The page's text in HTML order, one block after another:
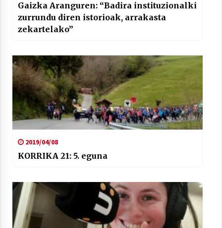
Gaizka Aranguren: “Badira instituzionalki
zurrundu diren istorioak, arrakasta
zekartelako”
2019/04/08
KORRIKA 21: 5. eguna